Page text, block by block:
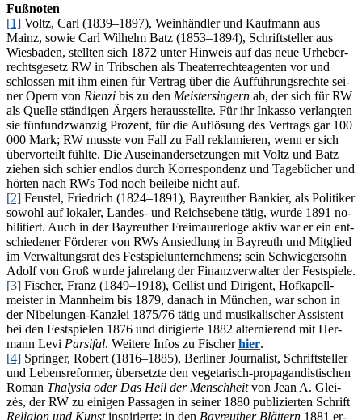
Fuß­no­ten
[1] Voltz, Carl (1839–1897), Wein­händ­ler und Kauf­mann aus
Mainz, so­wie Carl Wil­helm Batz (1853–1894), Schrift­stel­ler aus
Wies­ba­den, stell­ten sich 1872 un­ter Hin­weis auf das neue Ur­he­ber­
rechts­ge­setz RW in Trib­schen als Thea­ter­rech­te­agen­ten vor und
schlos­sen mit ihm ei­nen für Ver­trag über die Auf­füh­rungs­rech­te sei­
ner Opern von Ri­en­zi bis zu den Meis­ter­sin­gern ab, der sich für RW
als Quel­le stän­di­gen Är­gers her­aus­stell­te. Für ihr In­kas­so ver­lang­ten
sie fünf­und­zwan­zig Pro­zent, für die Auf­lö­sung des Ver­trags gar 100
000 Mark; RW muss­te von Fall zu Fall re­kla­mie­ren, wenn er sich
über­vor­teilt fühl­te. Die Aus­ein­an­der­set­zun­gen mit Voltz und Batz
zie­hen sich schier end­los durch Kor­re­spon­denz und Ta­ge­bü­cher und
hör­ten nach RWs Tod noch bei­lei­be nicht auf.
[2] Feus­tel, Fried­rich (1824–1891), Bay­reu­ther Ban­kier, als Po­li­ti­ker
so­wohl auf lo­ka­ler, Lan­des- und Reichs­ebe­ne tä­tig, wur­de 1891 no­
bi­li­tiert. Auch in der Bay­reu­ther Frei­mau­rer­lo­ge ak­tiv war er ein ent­
schie­de­ner För­de­rer von RWs An­sied­lung in Bay­reuth und Mit­glied
im Ver­wal­tungs­rat des Fest­spiel­un­ter­neh­mens; sein Schwie­ger­sohn
Adolf von Groß wur­de jah­re­lang der Fi­nanz­ver­wal­ter der Festspiele.
[3] Fi­scher, Franz (1849–1918), Cel­list und Di­ri­gent, Hof­ka­pell­
meis­ter in Mann­heim bis 1879, da­nach in Mün­chen, war schon in
der Ni­be­lun­gen-Kanz­lei 1875/76 tä­tig und mu­si­ka­li­scher As­sis­tent
bei den Fest­spie­len 1876 und di­ri­gier­te 1882 al­ter­nie­rend mit Her­
mann Levi Par­si­fal. Wei­te­re In­fos zu Fi­scherhier.
[4] Sprin­ger, Ro­bert (1816–1885), Ber­li­ner Jour­na­list, Schrift­stel­ler
und Le­bens­re­for­mer, über­setz­te den ve­ge­ta­risch-pro­pa­gan­dis­ti­schen
Ro­man Tha­ly­sia oder Das Heil der Mensch­heitvon Jean A. Glei­
zès, der RW zu ei­ni­gen Pas­sa­gen in sei­ner 1880 pu­bli­zier­ten Schrift
Re­li­gi­on und Kunstin­spi­rier­te; in den Bay­reu­ther Blät­tern 1881 er­